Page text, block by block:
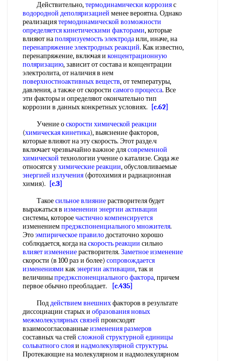
Действительно,термодинамически коррозияс
водородной деполяризацией менее вероятна. Однако
реализациятермодинамической возможности
определяется кинетическими факторами, которые
влияют наполяризуемость электродаили, иначе, на
перенапряжение электродных реакций. Как известно,
перенапряжение, включая и концентрационную
поляризацию, зависит от состава и концентрации
электролита, от наличия в нем
поверхностноактивных веществ, от температуры,
давления, а также от скорости самого процесса. Все
эти факторы и определяют окончательно тип
коррозии в данных конкретных условиях.
[c.62]
Учение оскорости химической реакции
(химическая кинетика), выяснение факторов,
которые влияют на эту скорость. Этот разде.ч
включает чрезвычайно важное длясовременной
химической технологии учение о катализе. Сюда же
относятся ухимические реакции, обусловливаемые
энергией излучения (фотохимия и радиационная
химия).
[c.3]
Такоесильное влияниерастворителя будет
выражаться в изменении энергии активации
системы, котороечастично компенсируется
изменениемпредэкспоненциального множителя.
Этоэмпирическое правилодостаточно хорошо
соблюдается, когда наскорость реакции сильно
влияет изменениерастворителя. Заметное изменение
скорости (в 100 раз и более) сопровождается
изменениями какэнергии активации, так и
величиныпредэкспоненциального фактора, причем
первое обычно преобладает.
[c.435]
Поддействием внешнихфакторов в результате
диссоциации старых и образования новых
межмолекулярных связей происходят
взаимосогласованныеизменения размеров
составных ча стей сложной структурной единицы
сольватного слояи надмолекулярной структуры.
Протекающие на молекулярном и надмолекулярном